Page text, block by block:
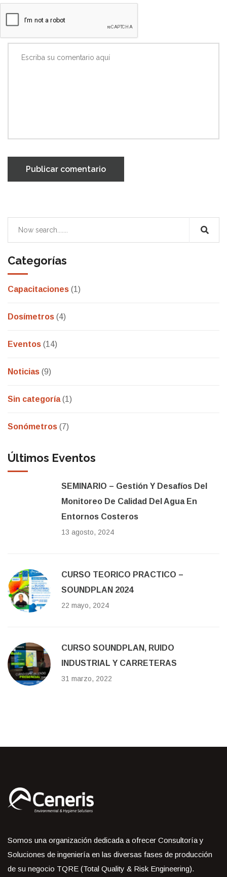
Publicar comentario
Categorías
Capacitaciones (1)
Dosímetros (4)
Eventos (14)
Noticias (9)
Sin categoría(1)
Sonómetros (7)
Últimos Eventos
SEMINARIO – Gestión Y Desafíos Del
Monitoreo De Calidad Del Agua En
Entornos Costeros
13 agosto, 2024
CURSO TEORICO PRACTICO –
SOUNDPLAN 2024
22 mayo, 2024
CURSO SOUNDPLAN, RUIDO
INDUSTRIAL Y CARRETERAS
31 marzo, 2022
Somos una organización dedicada a ofrecer Consultoría y
Soluciones de ingeniería en las diversas fases de producción
de su negocio TQRE (Total Quality & Risk Engineering).